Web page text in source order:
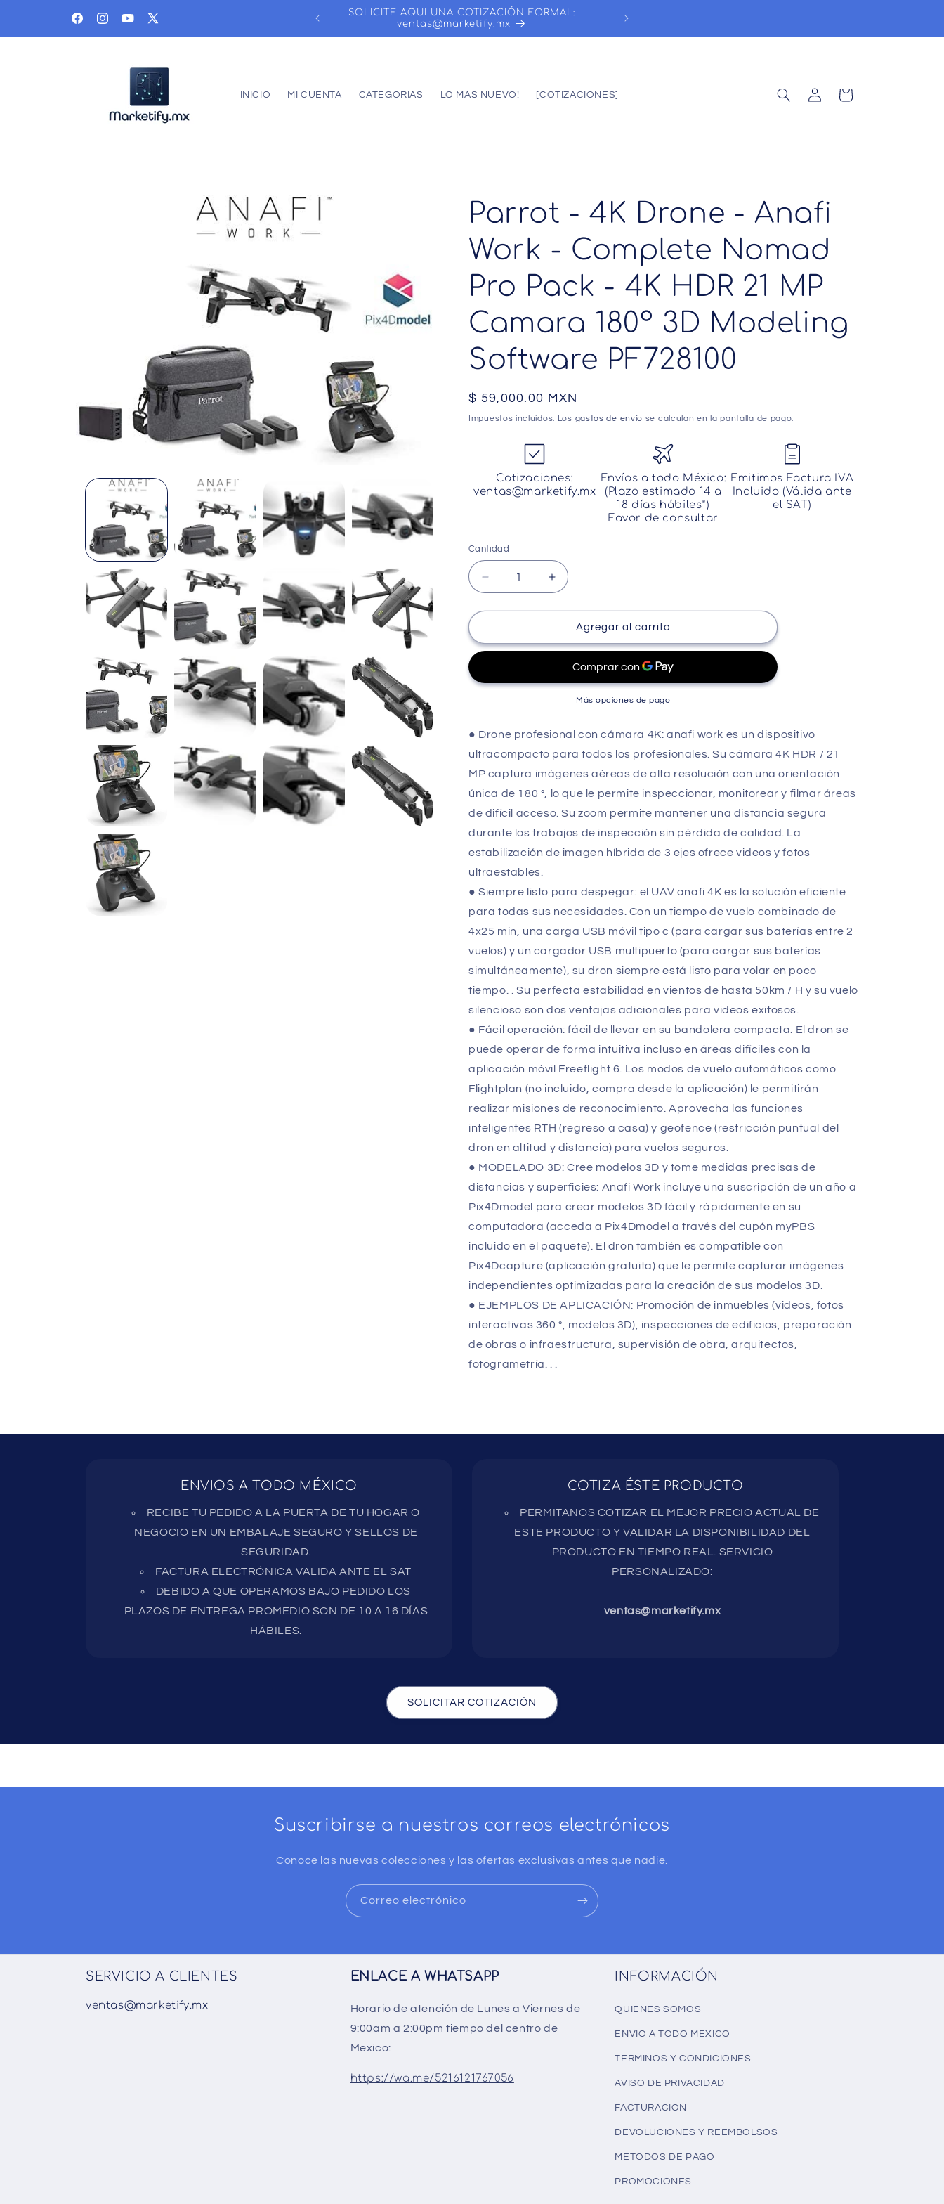
directamente
FacebookInstagramYouTube
X
SOLICITE AQUI UNA COTIZACIÓN FORMAL:
ventas@marketify.mx
INICIO MI CUENTA CATEGORIAS LO MAS NUEVO! [COTIZACIONES]
sesión
Carrito
Parrot - 4K Drone - Anafi
Work - Complete Nomad
Pro Pack - 4K HDR 21 MP
Camara 180° 3D Modeling
Software PF728100
Precio
habitual
$ 59,000.00 MXN
Impuestos incluidos. Los gastos de envío se calculan en la pantalla de pago.
Cotizaciones:
ventas@marketify.mx
Envíos a todo México:
(Plazo estimado 14 a
18 días hábiles*)
Favor de consultar
Emitimos Factura IVA
Incluido (Válida ante
el SAT)
Cantidad
Cantidad
Reducir
cantidad
para
-
-
-
Nomad
Pro
Pack
4K
HDR
21
Camara
180°
3D
Software
PF728100
Aumentar
cantidad
para
Parrot
-
Drone
-
Anafi
-
Nomad
Pro
Pack
4K
HDR
21
180°
3D
Software
PF728100
Agregar al carrito
Más opciones de pago
● Drone profesional con cámara 4K: anafi work es un dispositivo
ultracompacto para todos los profesionales. Su cámara 4K HDR / 21
MP captura imágenes aéreas de alta resolución con una orientación
única de 180 °, lo que le permite inspeccionar, monitorear y filmar áreas
de difícil acceso. Su zoom permite mantener una distancia segura
durante los trabajos de inspección sin pérdida de calidad. La
estabilización de imagen híbrida de 3 ejes ofrece videos y fotos
ultraestables.
● Siempre listo para despegar: el UAV anafi 4K es la solución eficiente
para todas sus necesidades. Con un tiempo de vuelo combinado de
4x25 min, una carga USB móvil tipo c (para cargar sus baterías entre 2
vuelos) y un cargador USB multipuerto (para cargar sus baterías
simultáneamente), su dron siempre está listo para volar en poco
tiempo. . Su perfecta estabilidad en vientos de hasta 50km / H y su vuelo
silencioso son dos ventajas adicionales para videos exitosos.
● Fácil operación: fácil de llevar en su bandolera compacta. El dron se
puede operar de forma intuitiva incluso en áreas difíciles con la
aplicación móvil Freeflight 6. Los modos de vuelo automáticos como
Flightplan (no incluido, compra desde la aplicación) le permitirán
realizar misiones de reconocimiento. Aprovecha las funciones
inteligentes RTH (regreso a casa) y geofence (restricción puntual del
dron en altitud y distancia) para vuelos seguros.
● MODELADO 3D: Cree modelos 3D y tome medidas precisas de
distancias y superficies: Anafi Work incluye una suscripción de un año a
Pix4Dmodel para crear modelos 3D fácil y rápidamente en su
computadora (acceda a Pix4Dmodel a través del cupón myPBS
incluido en el paquete). El dron también es compatible con
Pix4Dcapture (aplicación gratuita) que le permite capturar imágenes
independientes optimizadas para la creación de sus modelos 3D.
● EJEMPLOS DE APLICACIÓN: Promoción de inmuebles (videos, fotos
interactivas 360 °, modelos 3D), inspecciones de edificios, preparación
de obras o infraestructura, supervisión de obra, arquitectos,
fotogrametría. . .
ENVIOS A TODO MÉXICO
RECIBE TU PEDIDO A LA PUERTA DE TU HOGAR O
NEGOCIO EN UN EMBALAJE SEGURO Y SELLOS DE
SEGURIDAD.
FACTURA ELECTRÓNICA VALIDA ANTE EL SAT
DEBIDO A QUE OPERAMOS BAJO PEDIDO LOS
PLAZOS DE ENTREGA PROMEDIO SON DE 10 A 16 DÍAS
HÁBILES.
COTIZA ÉSTE PRODUCTO
PERMITANOS COTIZAR EL MEJOR PRECIO ACTUAL DE
ESTE PRODUCTO Y VALIDAR LA DISPONIBILIDAD DEL
PRODUCTO EN TIEMPO REAL. SERVICIO
PERSONALIZADO:
ventas@marketify.mx
SOLICITAR COTIZACIÓN
Suscribirse a nuestros correos electrónicos
Conoce las nuevas colecciones y las ofertas exclusivas antes que nadie.
Correo electrónico
SERVICIO A CLIENTES
ventas@marketify.mx
ENLACE A WHATSAPP
Horario de atención de Lunes a Viernes de
9:00am a 2:00pm tiempo del centro de
Mexico:
https://wa.me/5216121767056
INFORMACIÓN
QUIENES SOMOS
ENVIO A TODO MEXICO
TERMINOS Y CONDICIONES
AVISO DE PRIVACIDAD
FACTURACION
DEVOLUCIONES Y REEMBOLSOS
METODOS DE PAGO
PROMOCIONES